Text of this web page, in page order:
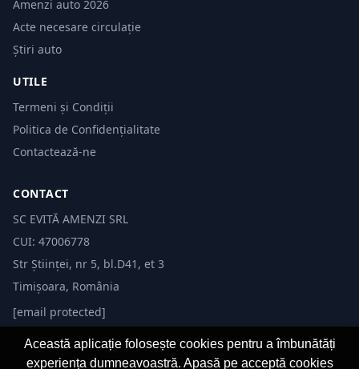
Amenzi auto 2026
Acte necesare circulație
Știri auto
UTILE
Termeni și Condiții
Politica de Confidențialitate
Contactează-ne
CONTACT
SC EVITĂ AMENZI SRL
CUI: 47006778
Str Științei, nr 5, bl.D41, et 3
Timișoara, România
[email protected]
Această aplicație folosește cookies pentru a îmbunătăți
experiența dumneavoastră. Apasă pe acceptă cookies